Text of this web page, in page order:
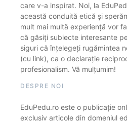
care v-a inspirat. Noi, la
această conduită etică și
mult mai multă experiență vor
că găsiți subiecte interesante
siguri că înțelegeți rugămintea
(cu link), ca o declarație
profesionalism. Vă mulțumim!
DESPRE NOI
EduPedu.ro este o publicație
exclusiv articole din domeniul